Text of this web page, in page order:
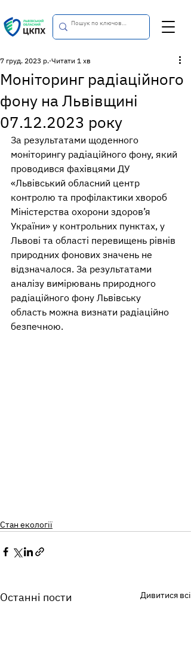
Моніторинг радіаційного
фону на Львівщині
07.12.2023 року
7 груд. 2023 р. Читати 1 хв
За результатами щоденного
моніторингу радіаційного фону, який
проводився фахівцями ДУ
«Львівський обласний центр
контролю та профілактики хвороб
Міністерства охорони здоров’я
України» у контрольних пунктах, у
Львові та області перевищень рівнів
природних фонових значень не
відзначалося. За результатами
аналізу вимірювань природного
радіаційного фону Львівську
область можна визнати радіаційно
безпечною.
Стан екології
Останні пости Дивитися всі